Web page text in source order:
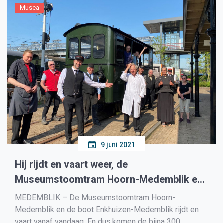
Musea
9 juni 2021
Hij rijdt en vaart weer, de
Museumstoomtram Hoorn-Medemblik en
de boot Enkhuizen-Medemblik
MEDEMBLIK – De Museumstoomtram Hoorn-
Medemblik en de boot Enkhuizen-Medemblik rijdt en